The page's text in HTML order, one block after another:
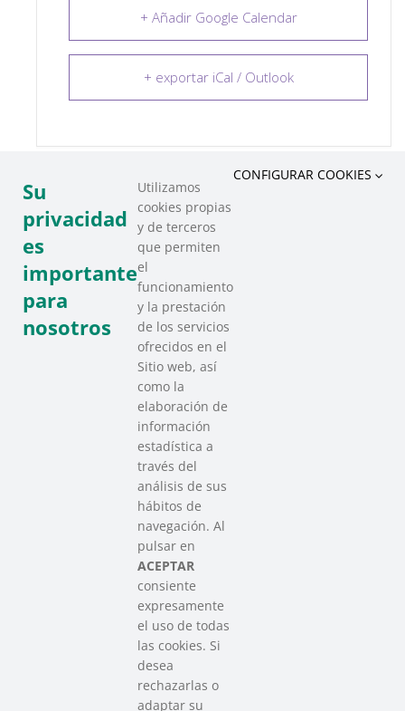
+ Añadir Google Calendar
+ exportar iCal / Outlook
COMPARTIR ESTE EVENTO
SAREEN SAREA
Asociación que agrupa a las redes
del Tercer Sector Social en Euskadi
Contacto
info@sareensarea.eu
Iparraguirre, 9 lonja – 48009 Bilbao
946 569 230
Su
privacidad
es
importante
para
nosotros
Utilizamos
cookies propias
y de terceros
que permiten
el
funcionamiento
y la prestación
de los servicios
ofrecidos en el
Sitio web, así
como la
elaboración de
información
estadística a
través del
análisis de sus
hábitos de
navegación. Al
pulsar en
ACEPTAR
consiente
expresamente
el uso de todas
las cookies. Si
desea
rechazarlas o
adaptar su
CONFIGURAR COOKIES